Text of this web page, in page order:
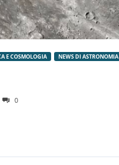
E COSMOLOGIA NEWS DI ASTRONOMIA
0